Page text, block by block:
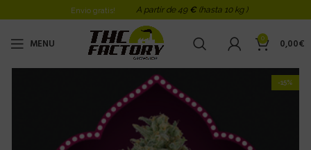
Envio gratis! A partir de 49 € (hasta 10 kg )
MENU 0 0,00€
-15%